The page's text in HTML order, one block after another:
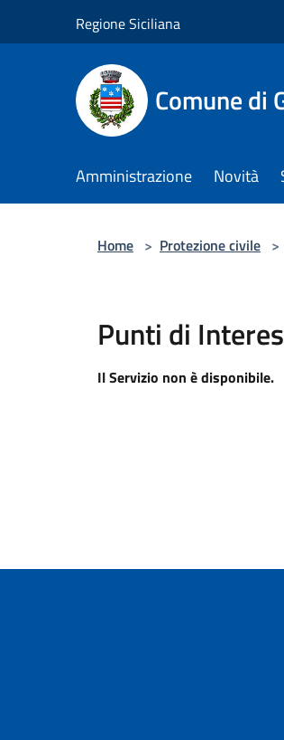
Regione Siciliana
Comune di
Amministrazione Novità
Home > Protezione civile >
Punti di
Il Servizio non è disponibile.